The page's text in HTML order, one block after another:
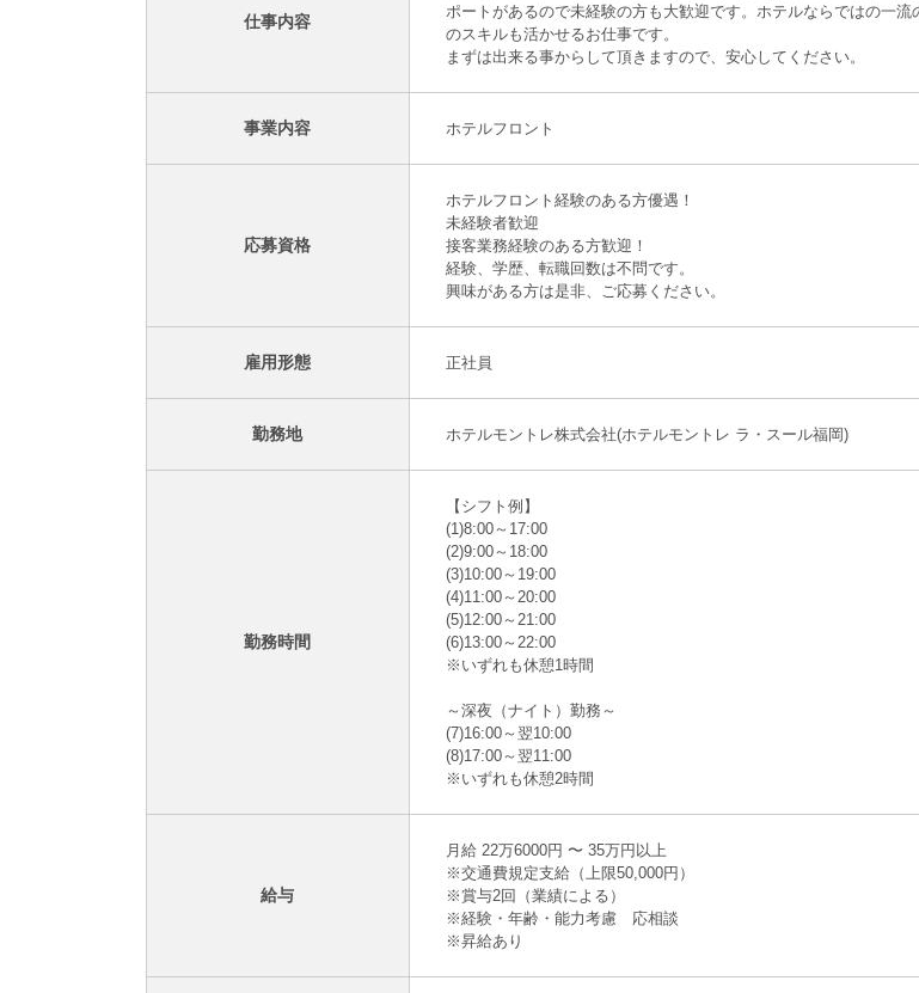
仕事内容
ポートがあるので未経験の方も大歓迎です。ホテルならではの一
のスキルも活かせるお仕事です。
まずは出来る事からして頂きますので、安心してください。
事業内容 ホテルフロント
応募資格
ホテルフロント経験のある方優遇！
未経験者歓迎
接客業務経験のある方歓迎！
経験、学歴、転職回数は不問です。
興味がある方は是非、ご応募ください。
雇用形態 正社員
勤務地 ホテルモントレ株式会社(ホテルモントレ ラ・スール福岡)
勤務時間
【シフト例】
(1)8:00～17:00
(2)9:00～18:00
(3)10:00～19:00
(4)11:00～20:00
(5)12:00～21:00
(6)13:00～22:00
※いずれも休憩1時間
～深夜（ナイト）勤務～
(7)16:00～翌10:00
(8)17:00～翌11:00
※いずれも休憩2時間
給与
月給 22万6000円 〜 35万円以上
※交通費規定支給（上限50,000円）
※賞与2回（業績による）
※経験・年齢・能力考慮 応相談
※昇給あり